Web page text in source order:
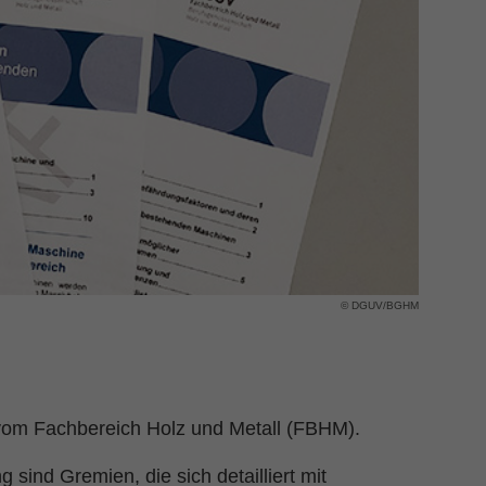
© DGUV/BGHM
Fachbereich Holz und Metall (FBHM).
sind Gremien, die sich detailliert mit